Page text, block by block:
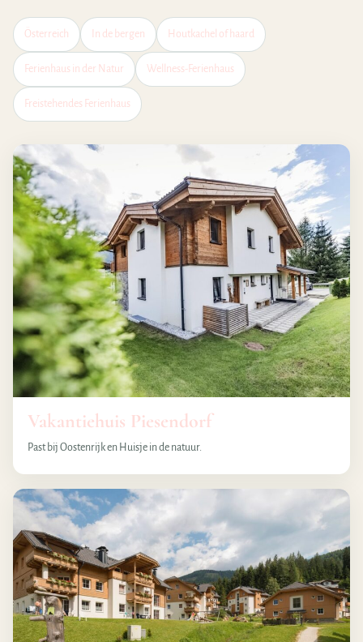
Österreich In de bergen Houtkachel of haard
Ferienhaus in der Natur Wellness-Ferienhaus
Freistehendes Ferienhaus
Vakantiehuis Piesendorf
Past bij Oostenrijk en Huisje in de natuur.